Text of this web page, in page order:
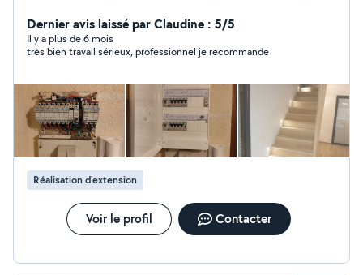
des installations de domotiques. Devis gratuit
Dernier avis laissé par Claudine : 5/5
Il y a plus de 6 mois
très bien travail sérieux, professionnel je recommande
Réalisation d'extension
Voir le profil Contacter